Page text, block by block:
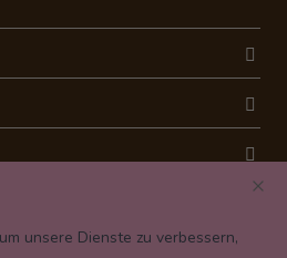
unsere Dienste zu verbessern,